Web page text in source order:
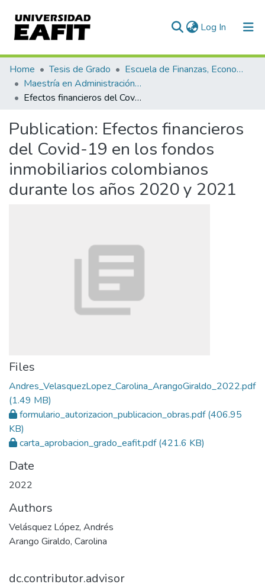
Log In (current)
Communities & Collections
All of DSpace
Home Tesis de Grado
Escuela de Finanzas, Economía y Gobierno
Maestría en Administración Financiera (tesis)
Efectos financieros del Covid-19 en los fondos inmobiliarios colombianos durante los años 2020 y 2021
Publication: Efectos financieros
del Covid-19 en los fondos
inmobiliarios colombianos
durante los años 2020 y 2021
Files
Andres_VelasquezLopez_Carolina_ArangoGiraldo_2022.pdf
(1.49 MB)
formulario_autorizacion_publicacion_obras.pdf(406.95
KB)
carta_aprobacion_grado_eafit.pdf(421.6 KB)
Date
2022
Authors
Velásquez López, Andrés
Arango Giraldo, Carolina
dc.contributor.advisor